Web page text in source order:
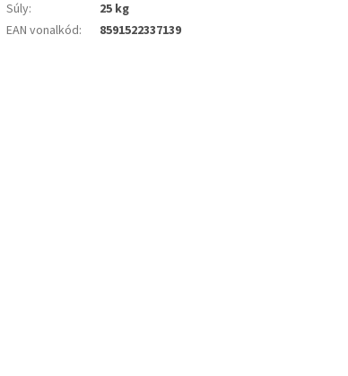
Súly:
25 kg
EAN vonalkód: 8591522337139